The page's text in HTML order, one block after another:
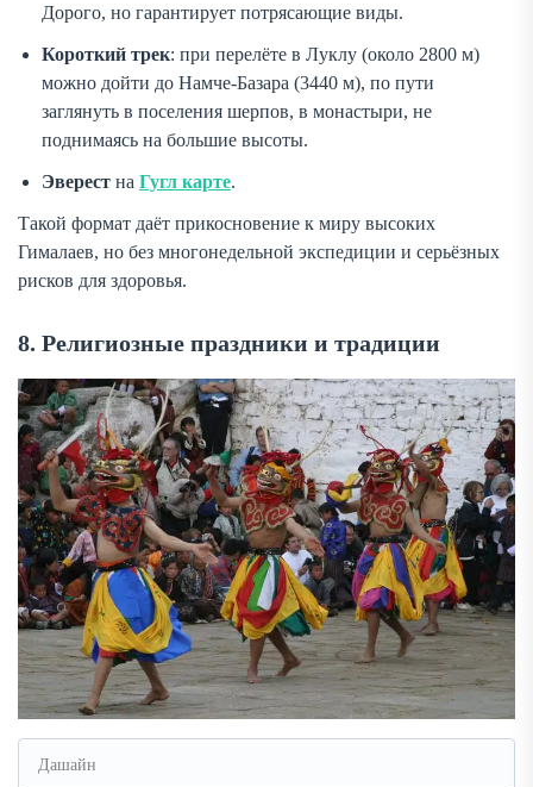
Дорого, но гарантирует потрясающие виды.
Короткий трек: при перелёте в Луклу (около 2800 м)
можно дойти до Намче-Базара (3440 м), по пути
заглянуть в поселения шерпов, в монастыри, не
поднимаясь на большие высоты.
Эверест на Гугл карте.
Такой формат даёт прикосновение к миру высоких
Гималаев, но без многонедельной экспедиции и серьёзных
рисков для здоровья.
8. Религиозные праздники и традиции
Дашайн